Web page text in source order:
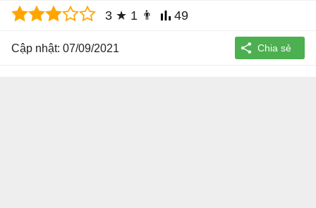
3 ★ 1 👨 49
Cập nhật: 07/09/2021